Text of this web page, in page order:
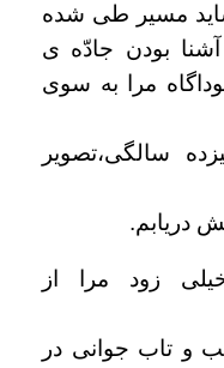
مسیر طی شده
بودن جادّه ی
مرا به سوی
سالگی،تصویر
دریابم.
زود مرا از
و تاب جوانی در